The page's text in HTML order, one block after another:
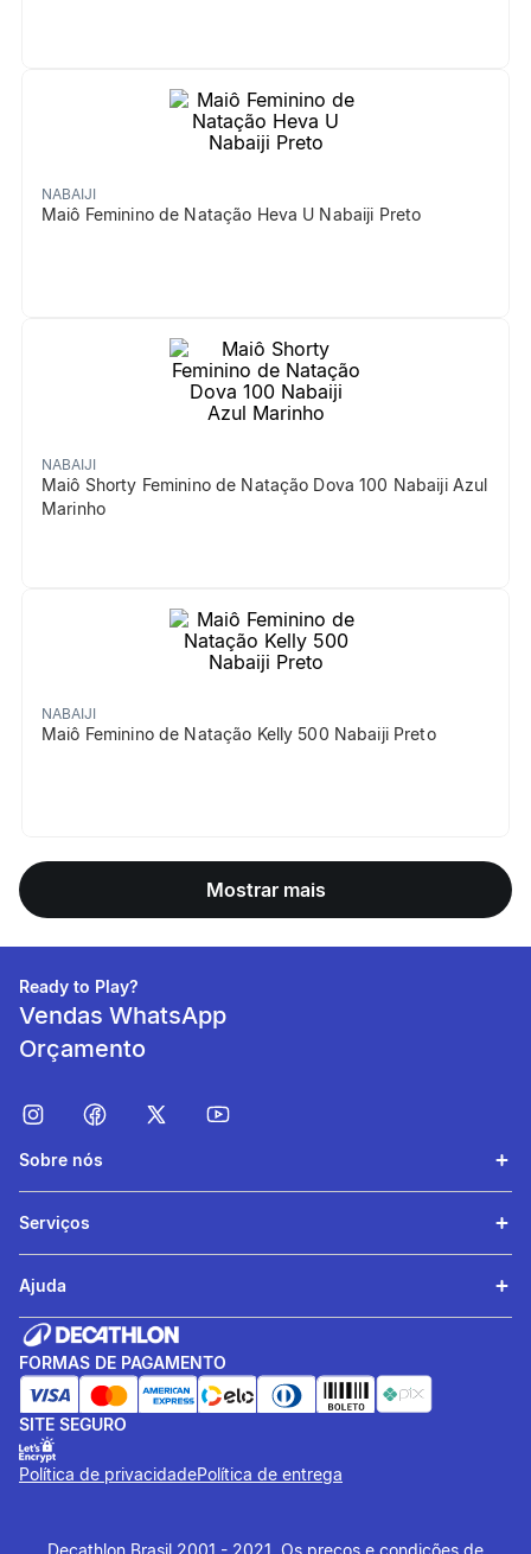
NABAIJI
Maiô Feminino de Natação Heva U Nabaiji Preto
NABAIJI
Maiô Shorty Feminino de Natação Dova 100 Nabaiji Azul
Marinho
NABAIJI
Maiô Feminino de Natação Kelly 500 Nabaiji Preto
Mostrar mais
Ready to Play?
Vendas WhatsApp
Orçamento
Sobre nós
Serviços
Ajuda
FORMAS DE PAGAMENTO
SITE SEGURO
Política de privacidadePolítica de entrega
Decathlon Brasil 2001 - 2021. Os preços e condições de